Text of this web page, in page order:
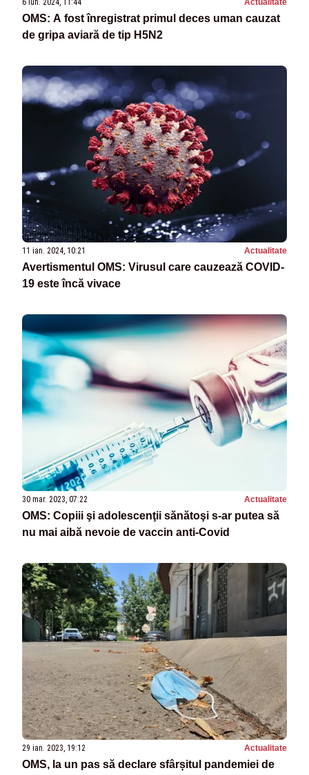
6 iun. 2024, 11:44 Actualitate
OMS: A fost înregistrat primul deces uman cauzat
de gripa aviară de tip H5N2
11 ian. 2024, 10:21 Actualitate
Avertismentul OMS: Virusul care cauzează COVID-
19 este încă vivace
30 mar. 2023, 07:22 Actualitate
OMS: Copiii şi adolescenţii sănătoşi s-ar putea să
nu mai aibă nevoie de vaccin anti-Covid
29 ian. 2023, 19:12 Actualitate
OMS, la un pas să declare sfârșitul pandemiei de